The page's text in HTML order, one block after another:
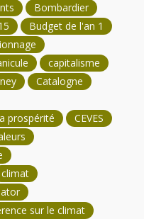
Bombardier
Budget de l'an 1
capitalisme
Catalogne
prospérité
CEVES
climat
sur le climat